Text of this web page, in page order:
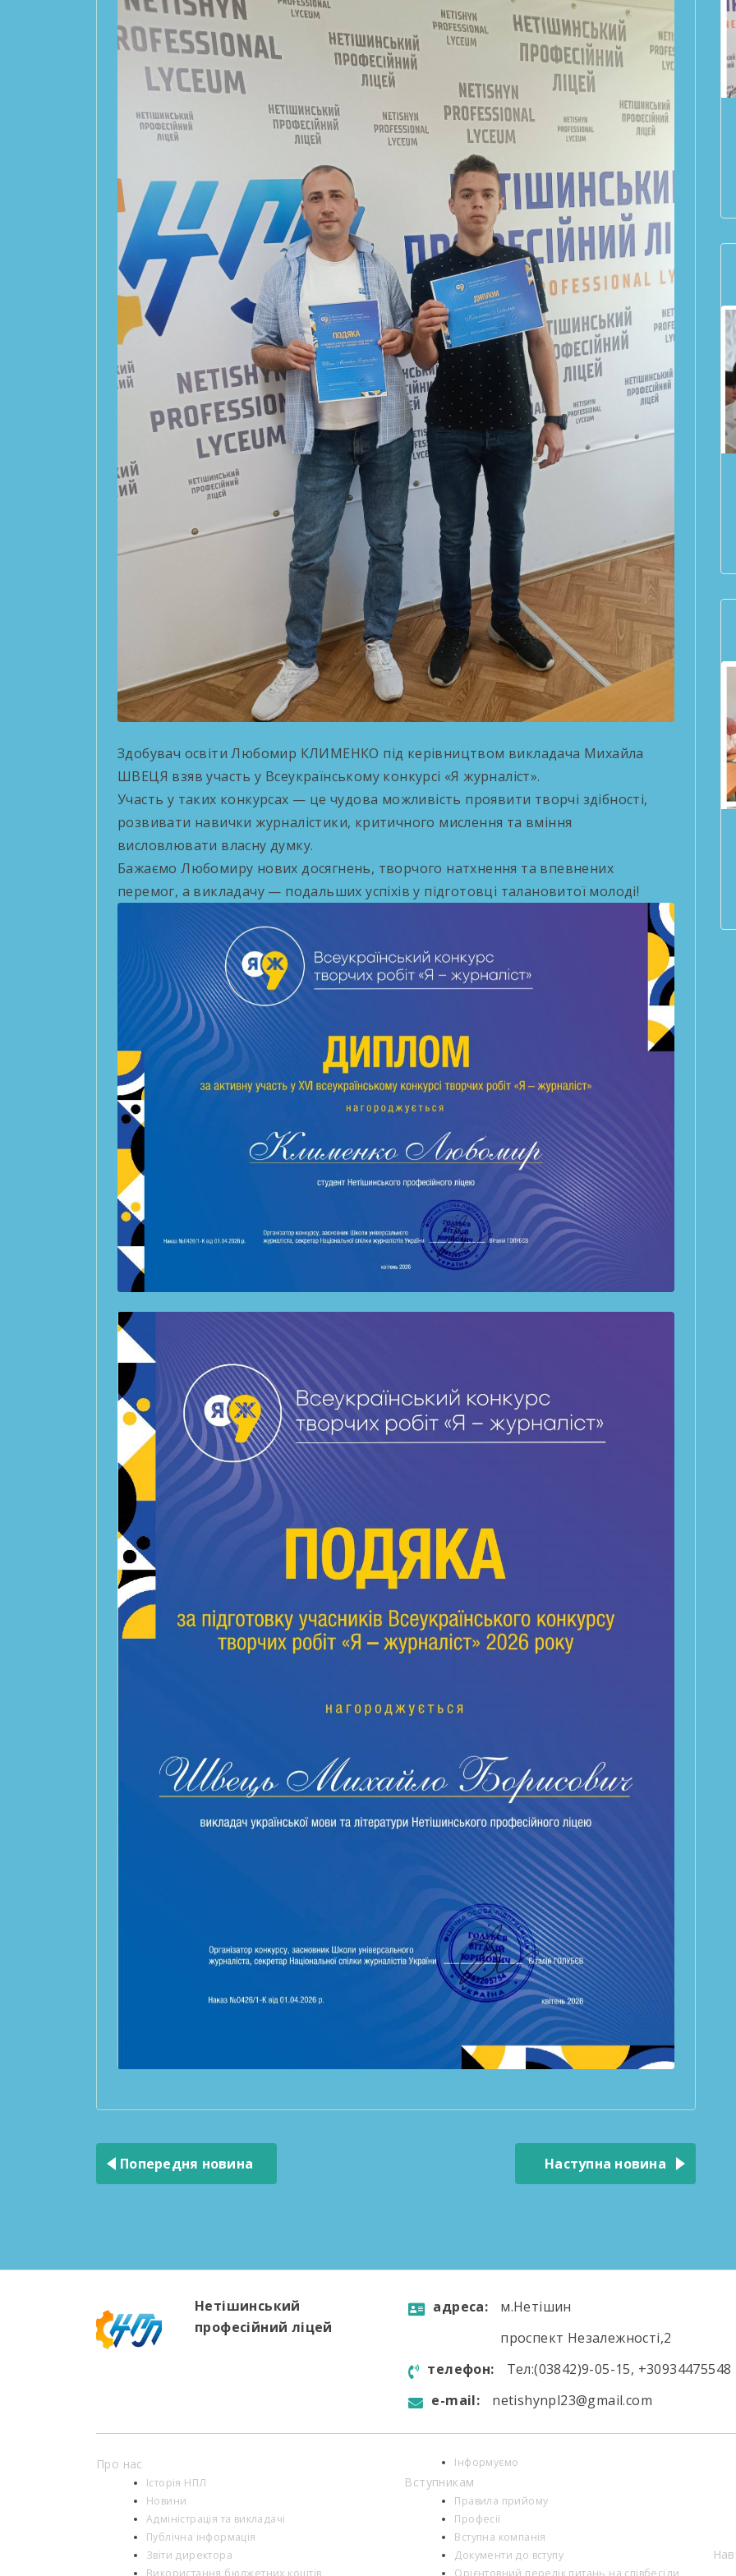
Здобувач освіти Любомир КЛИМЕНКО під керівництвом викладача Михайла
ШВЕЦЯ взяв участь у Всеукраїнському конкурсі «Я журналіст».
Участь у таких конкурсах — це чудова можливість проявити творчі здібності,
розвивати навички журналістики, критичного мислення та вміння
висловлювати власну думку.
Бажаємо Любомиру нових досягнень, творчого натхнення та впевнених
перемог, а викладачу — подальших успіхів у підготовці талановитої молоді!
записів
Попередня новина Наступна новина
Нетішинський
професійний ліцей
aдресa:
м.Нетішин
проспект Незалежності,2
телефон:
Тел:(03842)9-05-15, +30934475548
e-mail:
netishynpl23@gmail.com
Про нас
Історія НПЛ
Новини
Адміністрація та викладачі
Публічна інформація
Звіти директора
Використання бюджетних коштів
Інформуємо
Вступникам
Правила прийому
Професії
Вступна компанія
Документи до вступу
Орієнтовний перелік питань на співбесіди